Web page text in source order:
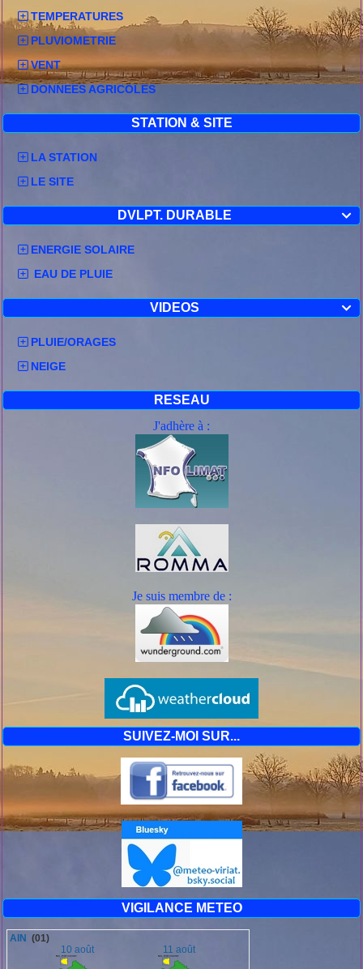
TEMPERATURES
PLUVIOMETRIE
VENT
DONNEES AGRICOLES
STATION & SITE
LA STATION
LE SITE

DVLPT. DURABLE
ENERGIE SOLAIRE
EAU DE PLUIE

VIDEOS
PLUIE/ORAGES
NEIGE
RESEAU
J'adhère à :
Je suis membre de :
SUIVEZ-MOI SUR...
VIGILANCE METEO